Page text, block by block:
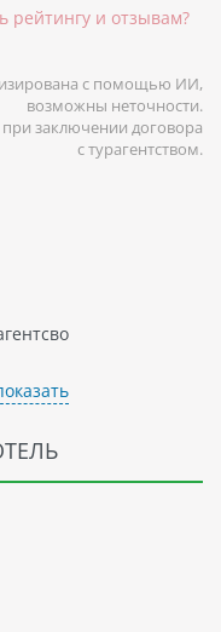
рейтингу и отзывам?
с помощью ИИ,
возможны неточности.
заключении договора
с турагентством.